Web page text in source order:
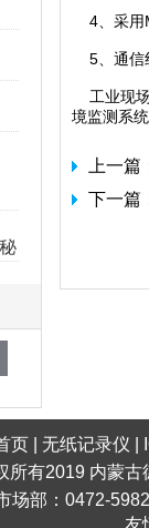
4、采用
5、通信
工业现场
境监测系统
上一篇
下一篇
页 无纸记录仪
所有2019 内蒙
场部：0472-
友